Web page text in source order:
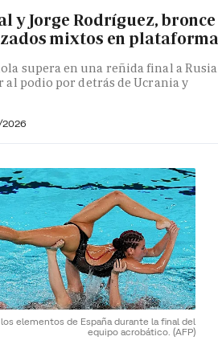
y Jorge Rodríguez, bronce
mixtos en
supera en una reñida final a
podio por detrás de Ucrania y
los elementos de España durante la final del
equipo acrobático. (AFP)